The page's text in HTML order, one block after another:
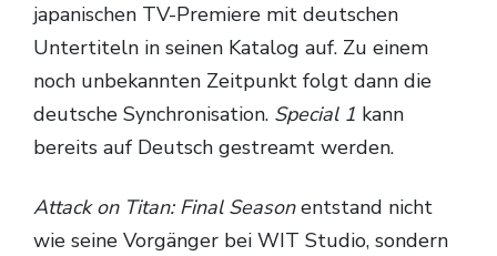
japanischen TV-Premiere mit deutschen
Untertiteln in seinen Katalog auf. Zu einem
noch unbekannten Zeitpunkt folgt dann die
deutsche Synchronisation. Special 1 kann
bereits auf Deutsch gestreamt werden.
Attack on Titan: Final Seasonentstand nicht
wie seine Vorgänger bei WIT Studio, sondern